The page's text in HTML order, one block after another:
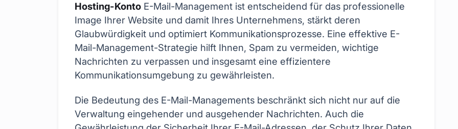
Hosting-Konto E-Mail-Management ist entscheidend für das professionelle
Image Ihrer Website und damit Ihres Unternehmens, stärkt deren
Glaubwürdigkeit und optimiert Kommunikationsprozesse. Eine effektive E-
Mail-Management-Strategie hilft Ihnen, Spam zu vermeiden, wichtige
Nachrichten zu verpassen und insgesamt eine effizientere
Kommunikationsumgebung zu gewährleisten.
Die Bedeutung des E-Mail-Managements beschränkt sich nicht nur auf die
Verwaltung eingehender und ausgehender Nachrichten. Auch die